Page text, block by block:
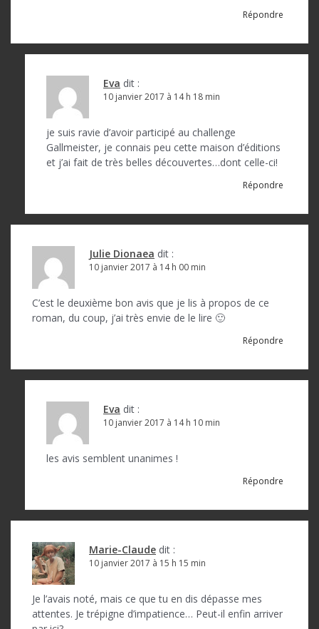
Répondre
Eva dit :
10 janvier 2017 à 14 h 18 min
je suis ravie d’avoir participé au challenge
Gallmeister, je connais peu cette maison d’éditions
et j’ai fait de très belles découvertes…dont celle-ci!
Répondre
Julie Dionaea dit :
10 janvier 2017 à 14 h 00 min
C’est le deuxième bon avis que je lis à propos de ce
roman, du coup, j’ai très envie de le lire 🙂
Répondre
Eva dit :
10 janvier 2017 à 14 h 10 min
les avis semblent unanimes !
Répondre
Marie-Claude dit :
10 janvier 2017 à 15 h 15 min
Je l’avais noté, mais ce que tu en dis dépasse mes
attentes. Je trépigne d’impatience… Peut-il enfin arriver